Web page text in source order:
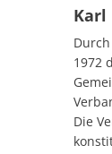
Karl
1972
Die